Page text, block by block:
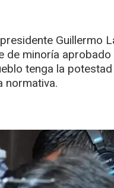
Guillermo
de minoría aprobado
tenga la
normativa.